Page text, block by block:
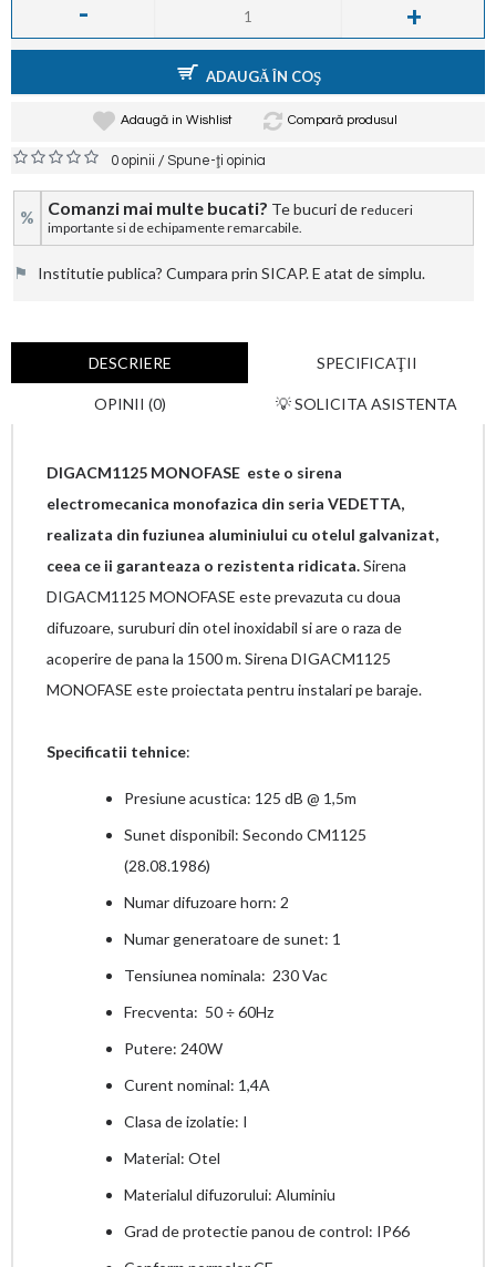
- +
ADAUGĂ ÎN COŞ
Adaugă in Wishlist Compară produsul
0 opinii /Spune-ţi opinia
% Comanzi mai multe bucati? Te bucuri de reduceri
importante si de echipamente remarcabile.
⚑ Institutie publica? Cumpara prin SICAP. E atat de simplu.
DESCRIERE SPECIFICAŢII
OPINII (0) 💡 SOLICITA ASISTENTA
DIGACM1125 MONOFASE este o sirena
electromecanica monofazica din seria VEDETTA,
realizata din fuziunea aluminiului cu otelul galvanizat,
ceea ce ii garanteaza o rezistenta ridicata.Sirena
DIGACM1125 MONOFASE este prevazuta cu doua
difuzoare, suruburi din otel inoxidabil si are o raza de
acoperire de pana la 1500 m. Sirena DIGACM1125
MONOFASE este proiectata pentru instalari pe baraje.
Specificatii tehnice:
Presiune acustica: 125 dB @ 1,5m
Sunet disponibil: Secondo CM1125
(28.08.1986)
Numar difuzoare horn: 2
Numar generatoare de sunet: 1
Tensiunea nominala: 230 Vac
Frecventa: 50 ÷ 60Hz
Putere: 240W
Curent nominal: 1,4A
Clasa de izolatie: I
Material: Otel
Materialul difuzorului: Aluminiu
Grad de protectie panou de control: IP66